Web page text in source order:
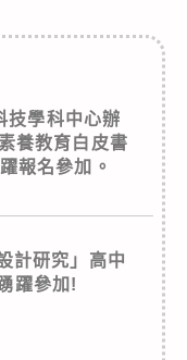
技學科中心辦
養教育白皮書
報名參加。
計研究」高中
躍參加!